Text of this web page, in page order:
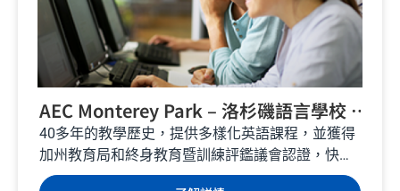
AEC Monterey Park – 洛杉磯語言學校 –
美國遊學
40多年的教學歷史，提供多樣化英語課程，並獲得
加州教育局和終身教育暨訓練評鑑議會認證，快來
美國洛杉磯體驗豐富的娛樂跟學術之旅。...